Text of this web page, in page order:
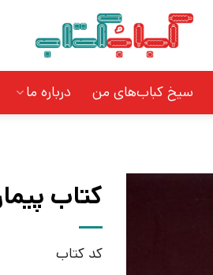
سیخ کباب‌های من درباره ما
کتاب
کد کتاب